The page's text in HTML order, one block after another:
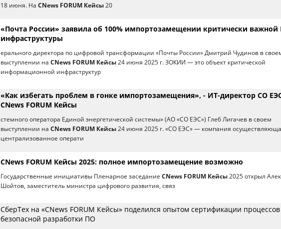
18 июня. На CNews FORUM Кейсы 20
«Почта России» заявила об 100% импортозамещении критически важной
инфраструктуры
ерального директора по цифровой трансформации «Почты России» Дмитрий Чудинов в
выступлении на CNews FORUM Кейсы 24 июня 2025 г. ЗОКИИ — это объект критической
информационной инфраструктур
«Как избегать проблем в гонке импортозамещения», - ИТ-директор СО
CNews FORUM Кейсы
стемного оператора Единой энергетической системы» (АО «СО ЕЭС») Глеб Лигачев в своем
выступлении на CNews FORUM Кейсы 24 июня 2025 г. «СО ЕЭС» — компания
централизованное операти
CNews FORUM Кейсы 2025: полное импортозамещение возможно
Государственные инициативы Пленарное заседание CNews FORUM Кейсы 2025 открыл
Шойтов, заместитель министра цифрового развития, связ
СберТех на «CNews FORUM Кейсы» поделился опытом сертификации процессов
безопасной разработки ПО